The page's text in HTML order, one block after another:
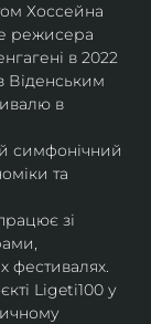
Хоссейна
режисера
в 2022
Віденським
в
симфонічний
та
зі
фестивалях.
Ligeti100 у